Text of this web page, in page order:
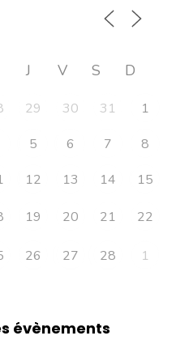
J V S D
29 30 31
1
5 6 7
8
12 13 14 15
19 20 21 22
26 27 28 1
évènements